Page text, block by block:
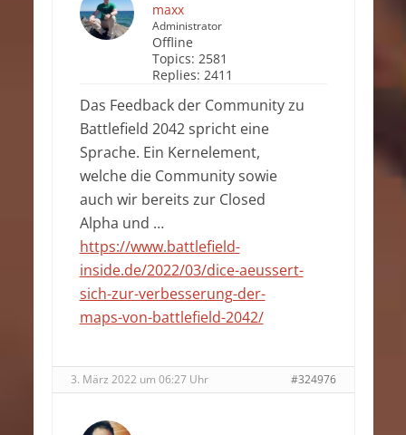
maxx
Administrator
Offline
Topics: 2581
Replies: 2411
Das Feedback der Community zu
Battlefield 2042 spricht eine
Sprache. Ein Kernelement,
welche die Community sowie
auch wir bereits zur Closed
Alpha und …
https://www.battlefield-
inside.de/2022/03/dice-aeussert-
sich-zur-verbesserung-der-
maps-von-battlefield-2042/
3. März 2022 um 06:27 Uhr #324976